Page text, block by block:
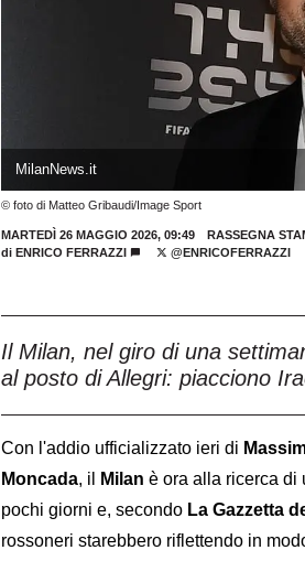
MilanNews.it
© foto di Matteo Gribaudi/Image Sport
MARTEDÌ 26 MAGGIO 2026, 09:49
RASSEGNA
di ENRICO FERRAZZI @ENRICOFERRAZZI
Il Milan, nel giro di una
al posto di Allegri: piacciono
Con l'addio ufficializzato ieri di
Moncada, il Milan è ora alla ricerca di
pochi giorni e, secondo La Gazzetta
rossoneri starebbero riflettendo in